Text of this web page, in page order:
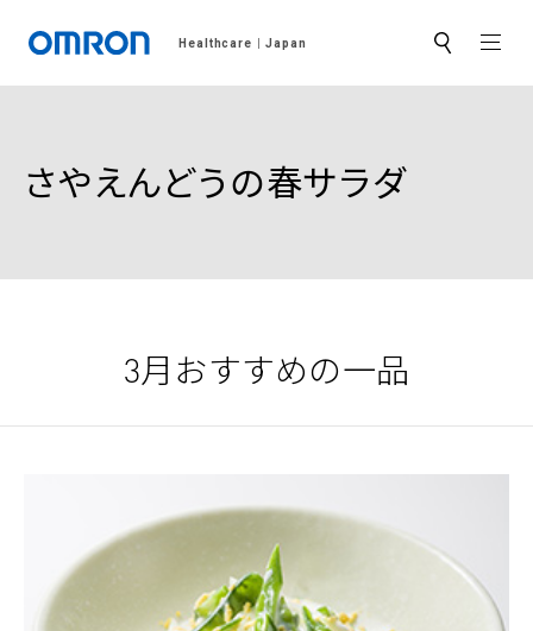
Healthcare Japan サ
ト
さやえんどうの春サラダ
3月おすすめの一品